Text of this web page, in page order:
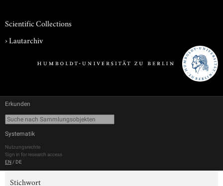
Scientific Collections
›Lautarchiv
Erkunden
Systematik
Nutzungsrechte
Sign in for research access
EN / DE
Stichwort